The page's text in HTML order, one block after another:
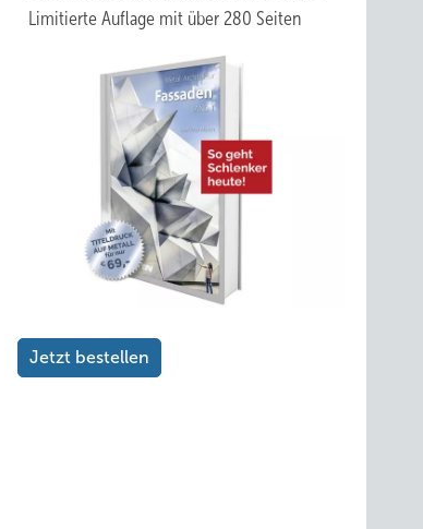
Limitierte Auflage mit über 280 Seiten
Jetzt bestellen